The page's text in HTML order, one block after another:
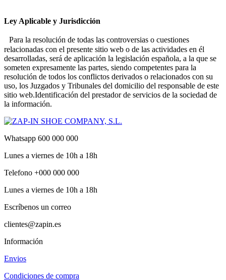
Ley Aplicable y Jurisdicción
Para la resolución de todas las controversias o cuestiones
relacionadas con el presente sitio web o de las actividades en él
desarrolladas, será de aplicación la legislación española, a la que se
someten expresamente las partes, siendo competentes para la
resolución de todos los conflictos derivados o relacionados con su
uso, los Juzgados y Tribunales del domicilio del responsable de este
sitio web.Identificación del prestador de servicios de la sociedad de
la información.
Whatsapp 600 000 000
Lunes a viernes de 10h a 18h
Telefono +000 000 000
Lunes a viernes de 10h a 18h
Escríbenos un correo
clientes@zapin.es
Información
Envios
Condiciones de compra